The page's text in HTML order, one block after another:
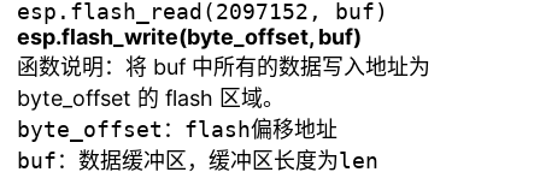
esp.flash_write(byte_offset, buf)
函数说明：将 buf 中所有的数据写入地址为
byte_offset 的 flash 区域。
byte_offset：flash偏移地址